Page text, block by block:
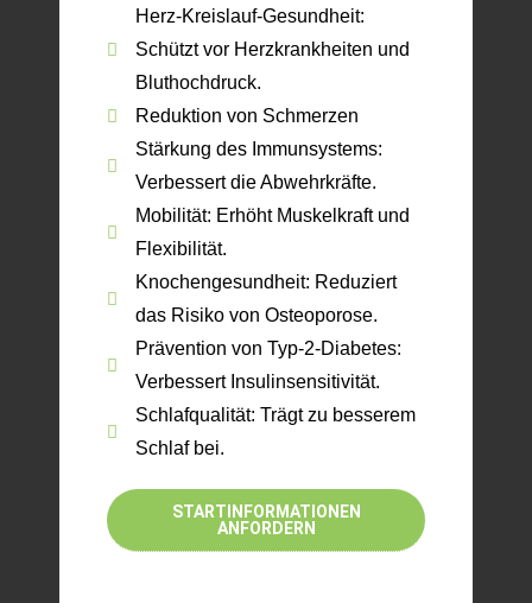
Herz-Kreislauf-Gesundheit:
Schützt vor Herzkrankheiten und
Bluthochdruck.
Reduktion von Schmerzen
Stärkung des Immunsystems:
Verbessert die Abwehrkräfte.
Mobilität: Erhöht Muskelkraft und
Flexibilität.
Knochengesundheit: Reduziert
das Risiko von Osteoporose.
Prävention von Typ-2-Diabetes:
Verbessert Insulinsensitivität.
Schlafqualität: Trägt zu besserem
Schlaf bei.
STARTINFORMATIONEN
ANFORDERN